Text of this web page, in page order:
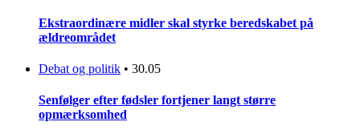
Ekstraordinære midler skal styrke beredskabet på
ældreområdet
Debat og politik • 30.05
Senfølger efter fødsler fortjener langt større
opmærksomhed